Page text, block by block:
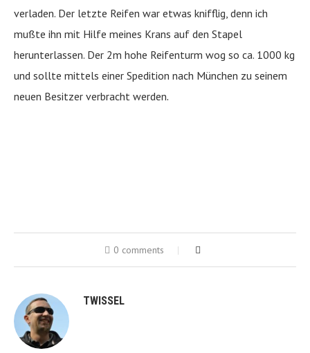
verladen. Der letzte Reifen war etwas knifflig, denn ich
mußte ihn mit Hilfe meines Krans auf den Stapel
herunterlassen. Der 2m hohe Reifenturm wog so ca. 1000 kg
und sollte mittels einer Spedition nach München zu seinem
neuen Besitzer verbracht werden.
0 comments
TWISSEL